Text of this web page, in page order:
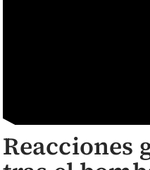
Reacciones